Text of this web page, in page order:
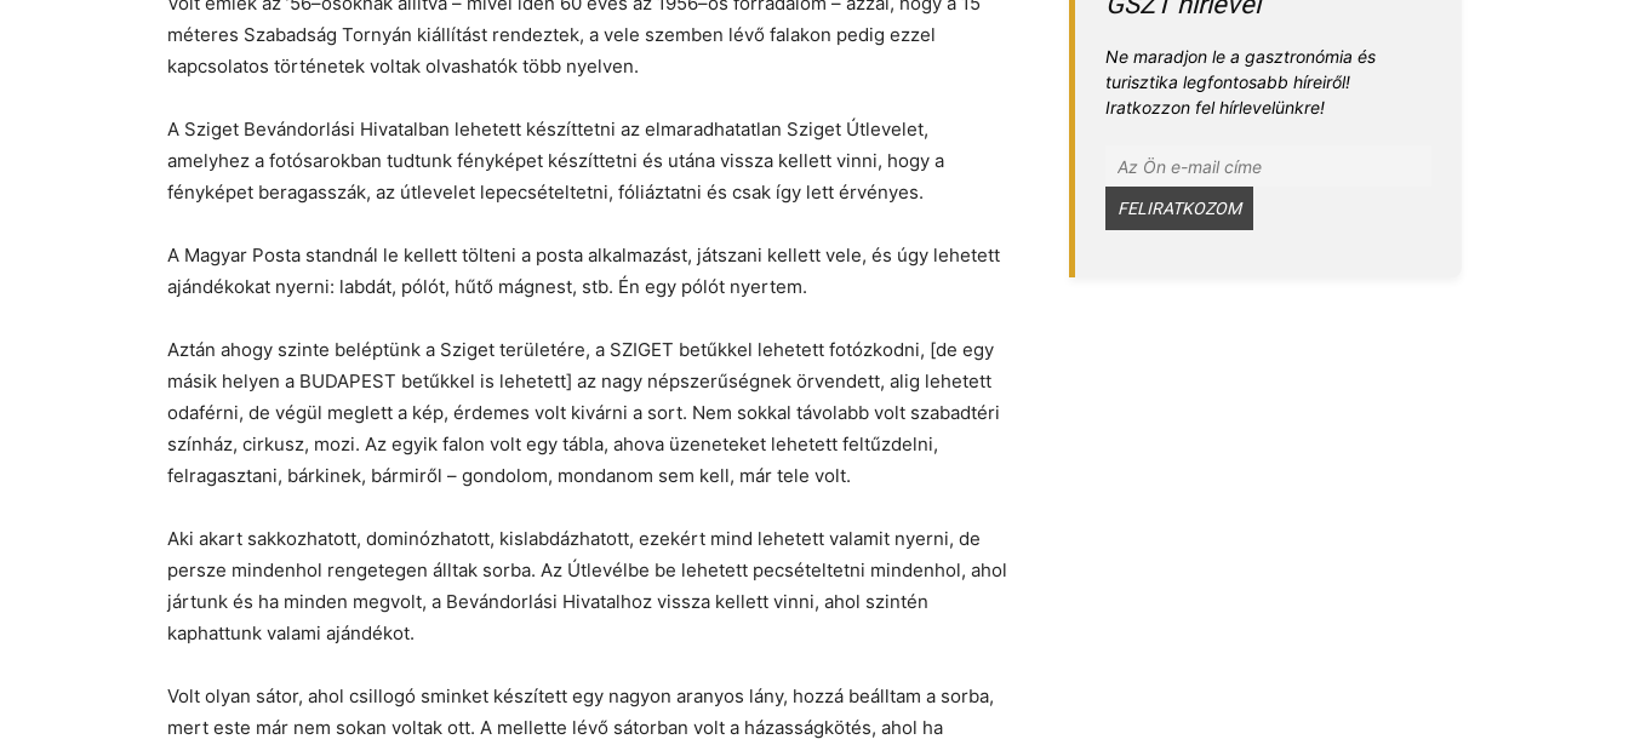
méteres Szabadság Tornyán kiállítást rendeztek, a vele szemben lévő falakon pedig ezzel
kapcsolatos történetek voltak olvashatók több nyelven.
A Sziget Bevándorlási Hivatalban lehetett készíttetni az elmaradhatatlan Sziget Útlevelet,
amelyhez a fotósarokban tudtunk fényképet készíttetni és utána vissza kellett vinni, hogy a
fényképet beragasszák, az útlevelet lepecsételtetni, fóliáztatni és csak így lett érvényes.
A Magyar Posta standnál le kellett tölteni a posta alkalmazást, játszani kellett vele, és úgy lehetett
ajándékokat nyerni: labdát, pólót, hűtő mágnest, stb. Én egy pólót nyertem.
Aztán ahogy szinte beléptünk a Sziget területére, a SZIGET betűkkel lehetett fotózkodni, [de egy
másik helyen a BUDAPEST betűkkel is lehetett] az nagy népszerűségnek örvendett, alig lehetett
odaférni, de végül meglett a kép, érdemes volt kivárni a sort. Nem sokkal távolabb volt szabadtéri
színház, cirkusz, mozi. Az egyik falon volt egy tábla, ahova üzeneteket lehetett feltűzdelni,
felragasztani, bárkinek, bármiről – gondolom, mondanom sem kell, már tele volt.
Aki akart sakkozhatott, dominózhatott, kislabdázhatott, ezekért mind lehetett valamit nyerni, de
persze mindenhol rengetegen álltak sorba. Az Útlevélbe be lehetett pecsételtetni mindenhol, ahol
jártunk és ha minden megvolt, a Bevándorlási Hivatalhoz vissza kellett vinni, ahol szintén
kaphattunk valami ajándékot.
Volt olyan sátor, ahol csillogó sminket készített egy nagyon aranyos lány, hozzá beálltam a sorba,
mert este már nem sokan voltak ott. A mellette lévő sátorban volt a házasságkötés, ahol ha
Ne maradjon le a gasztronómia és
turisztika legfontosabb híreiről!
Iratkozzon fel hírlevelünkre!